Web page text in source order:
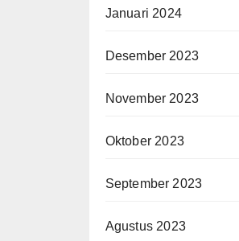
Januari 2024
Desember 2023
November 2023
Oktober 2023
September 2023
Agustus 2023